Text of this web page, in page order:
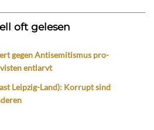
oft gelesen
gegen Antisemitismus pro-
entlarvt
Leipzig-Land): Korrupt sind